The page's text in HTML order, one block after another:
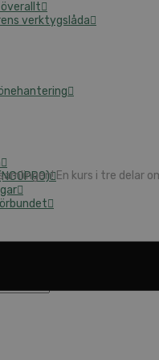
verktygslåda
En kurs i tre